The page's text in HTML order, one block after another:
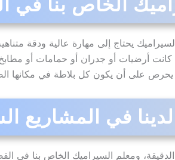
الخاص بنا في
يحتاج إلى مهارة عالية ودقة
أرضيات أو جدران أو حمامات أو
يحرص على أن يكون كل بلاطة في
في المشاريع
ومعلم السيراميك الخاص بنا في